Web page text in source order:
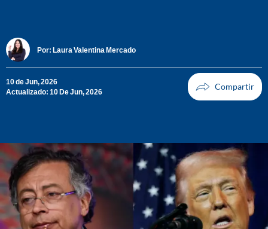
Por: Laura Valentina Mercado
10 de Jun, 2026
Actualizado: 10 De Jun, 2026